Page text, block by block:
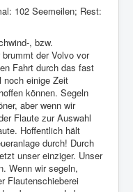
102 Seemeilen; Rest:
, bzw.
der Volvo vor
Fahrt durch das fast
noch einige Zeit
können. Segeln
aber wenn wir
Flaute zur Auswahl
Hoffentlich hält
durch! Durch
unser einziger. Unser
Wenn wir segeln,
Flautenschieberei